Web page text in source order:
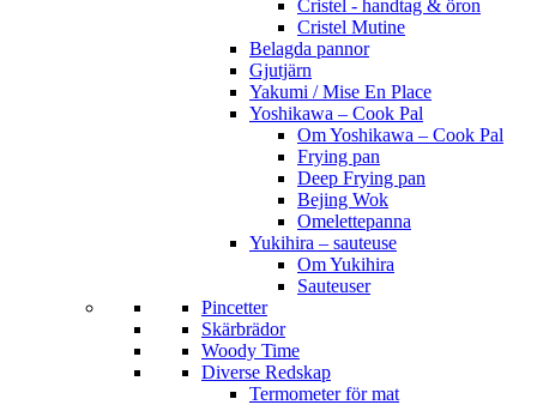
Cristel - handtag & öron
Cristel Mutine
Belagda pannor
Gjutjärn
Yakumi / Mise En Place
Yoshikawa – Cook Pal
Om Yoshikawa – Cook Pal
Frying pan
Deep Frying pan
Bejing Wok
Omelettepanna
Yukihira – sauteuse
Om Yukihira
Sauteuser
Pincetter
Skärbrädor
Woody Time
Diverse Redskap
Termometer för mat